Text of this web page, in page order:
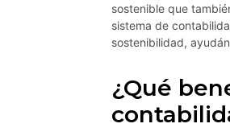
sostenible que
sistema de
sostenibilidad,
¿Qué